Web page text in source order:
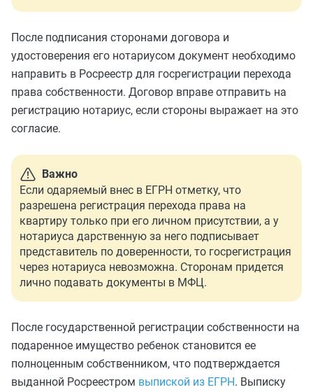
После подписания сторонами договора и
удостоверения его нотариусом документ необходимо
направить в Росреестр для госрегистрации перехода
права собственности. Договор вправе отправить на
регистрацию нотариус, если стороны выражает на это
согласие.
Важно
Если одаряемый внес в ЕГРН отметку, что
разрешена регистрация перехода права на
квартиру только при его личном присутствии, а у
нотариуса дарственную за него подписывает
представитель по доверенности, то госрегистрация
через нотариуса невозможна. Сторонам придется
лично подавать документы в МФЦ.
После государственной регистрации собственности на
подаренное имущество ребенок становится ее
полноценным собственником, что подтверждается
выданной Росреестром выпиской из ЕГРН. Выписку